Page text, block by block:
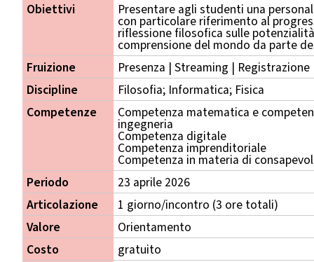
Obiettivi Presentare agli studenti una
con particolare riferimento al
riflessione filosofica sulle
comprensione del mondo da parte
Fruizione
Presenza | Streaming | Registrazione
Discipline
Filosofia; Informatica; Fisica
Competenze
Competenza matematica e
ingegneria
Competenza digitale
Competenza imprenditoriale
Competenza in materia di
Periodo
23 aprile 2026
Articolazione
1 giorno/incontro (3 ore totali)
Valore
Orientamento
Costo
gratuito